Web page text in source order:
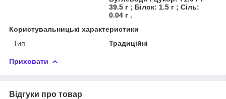
39.5 г ; Білок: 1.5 г ; Сіль:
0.04 г .
Користувальницькі характеристики
Тип
Традиційні
Приховати
Відгуки про товар